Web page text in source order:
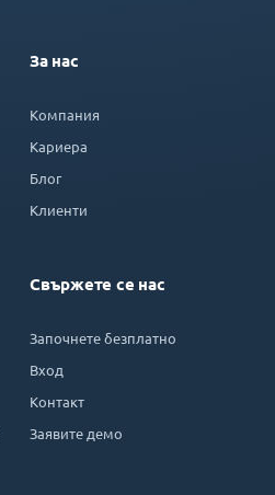
За нас
Компания
Кариера
Блог
Клиенти
Свържете се нас
Започнете безплатно
Вход
Контакт
Заявите демо